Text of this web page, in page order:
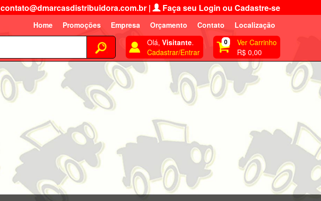
contato@dmarcasdistribuidora.com.br | Faça seu Login ou Cadastre-se
Home Promoções Empresa Orçamento Contato
Localização
Olá, Visitante.
Cadastrar/Entrar
0
Ver Carrinho
R$ 0,00